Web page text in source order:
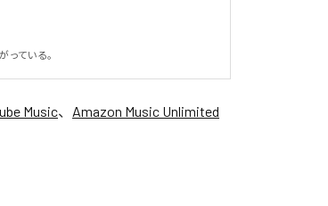
っている｡
Music、 Amazon Music Unlimited